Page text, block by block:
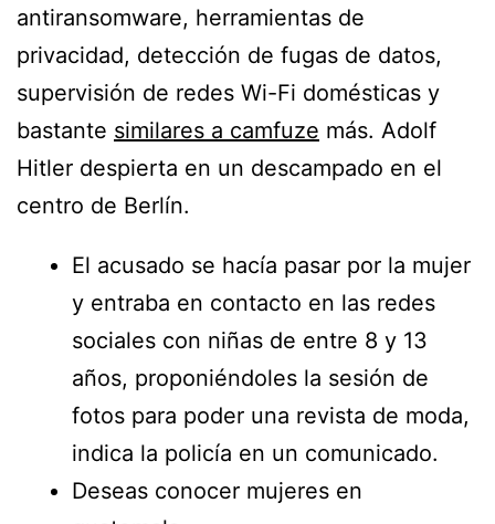
antiransomware, herramientas de
privacidad, detección de fugas de datos,
supervisión de redes Wi-Fi domésticas y
bastante similares a camfuze más. Adolf
Hitler despierta en un descampado en el
centro de Berlín.
El acusado se hacía pasar por la mujer
y entraba en contacto en las redes
sociales con niñas de entre 8 y 13
años, proponiéndoles la sesión de
fotos para poder una revista de moda,
indica la policía en un comunicado.
Deseas conocer mujeres en